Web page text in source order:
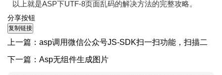
以上就是ASP下UTF-8页面乱码的解决方法的完整攻略。
分享按钮
上一篇： asp调用微信公众号JS-SDK扫一扫功能，扫描二
维码并把结果写入表单
下一篇： Asp无组件生成图片